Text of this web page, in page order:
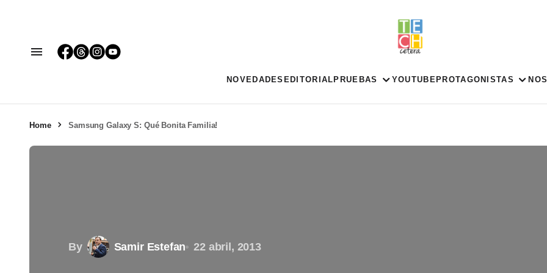
NOVEDADES EDITORIAL PRUEBAS YOUTUBE PROTAGONISTAS
Home Samsung Galaxy S: Qué Bonita Familia!
By Samir Estefan 22 abril, 2013